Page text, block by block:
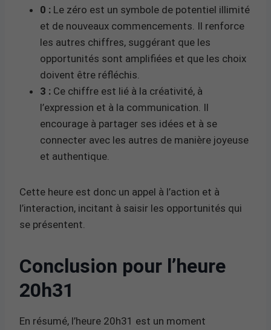
0 : Le zéro est un symbole de potentiel illimité
et de nouveaux commencements. Il renforce
les autres chiffres, suggérant que les
opportunités sont amplifiées et que les choix
doivent être réfléchis.
3 : Ce chiffre est lié à la créativité, à
l’expression et à la communication. Il
encourage à partager ses idées et à se
connecter avec les autres de manière joyeuse
et authentique.
Cette heure est donc un appel à l’action et à
l’interaction, incitant à saisir les opportunités qui
se présentent.
Conclusion pour l’heure
20h31
En résumé, l’heure 20h31 est un moment